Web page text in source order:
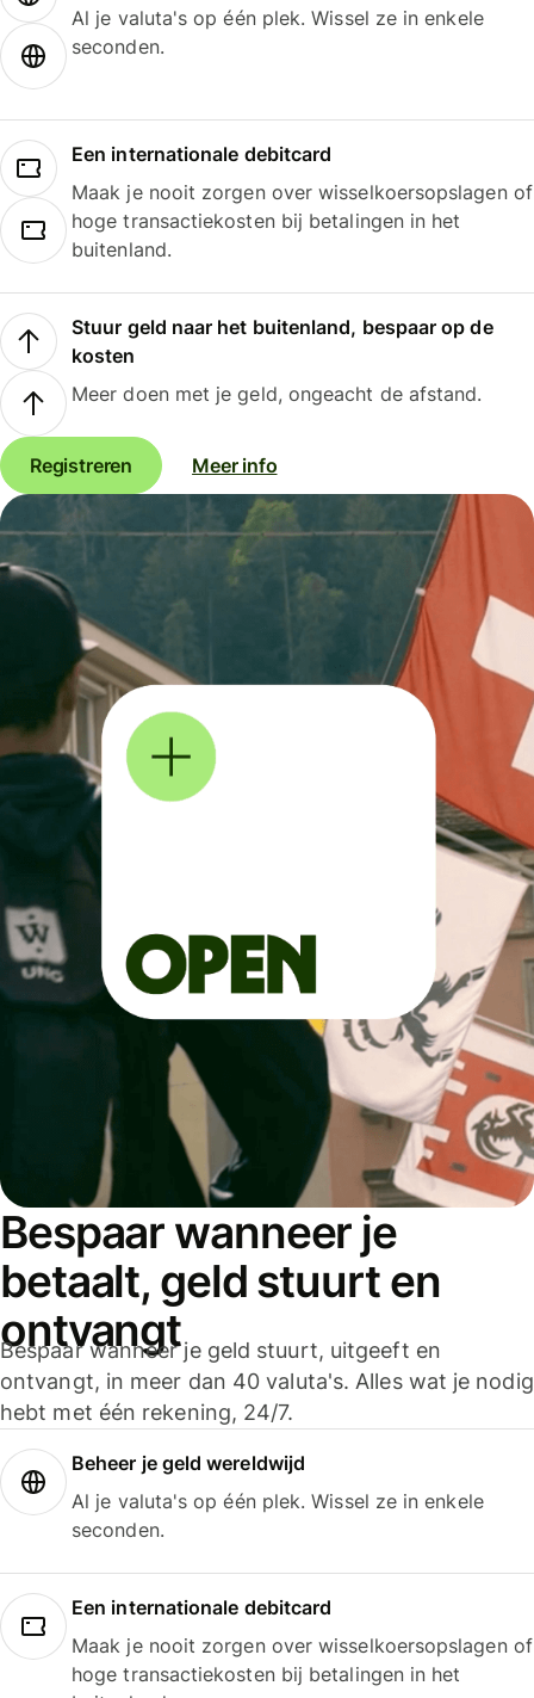
Al je valuta's op één plek. Wissel ze in enkele
seconden.
Een internationale debitcard
Maak je nooit zorgen over wisselkoersopslagen of
hoge transactiekosten bij betalingen in het
buitenland.
Stuur geld naar het buitenland, bespaar op de
kosten
Meer doen met je geld, ongeacht de afstand.
Registreren Meer info
Bespaar wanneer je
betaalt, geld stuurt en
ontvangt
Bespaar wanneer je geld stuurt, uitgeeft en
ontvangt, in meer dan 40 valuta's. Alles wat je nodig
hebt met één rekening, 24/7.
Beheer je geld wereldwijd
Al je valuta's op één plek. Wissel ze in enkele
seconden.
Een internationale debitcard
Maak je nooit zorgen over wisselkoersopslagen of
hoge transactiekosten bij betalingen in het